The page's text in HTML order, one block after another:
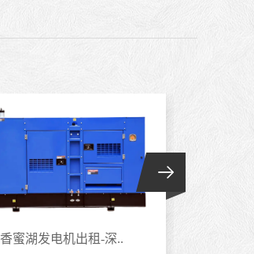
香蜜湖发电机出租-深..